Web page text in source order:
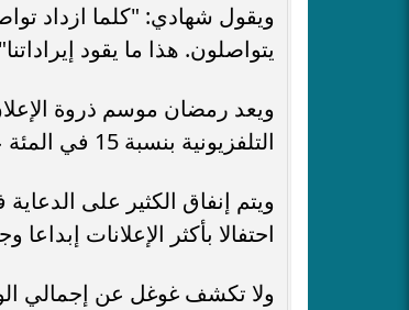
ويقول شهادي: "كلما ازداد
يتواصلون. هذا ما يقود
ويعد رمضان موسم ذروة
التلفزيونية بنسبة 15 في المئة على يوتيوب، وفق غوغل.
ويتم إنفاق الكثير على
احتفالا بأكثر الإعلانات
ولا تكشف غوغل عن إجمالي